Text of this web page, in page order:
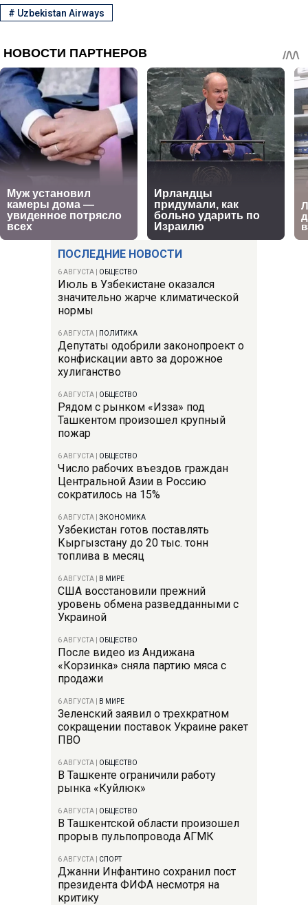
ПОСЛЕДНИЕ НОВОСТИ
6 АВГУСТА ОБЩЕСТВО
Июль в Узбекистане оказался
значительно жарче климатической
нормы
6 АВГУСТА ПОЛИТИКА
Депутаты одобрили законопроект о
конфискации авто за дорожное
хулиганство
6 АВГУСТА ОБЩЕСТВО
Рядом с рынком «Изза» под
Ташкентом произошел крупный
пожар
6 АВГУСТА ОБЩЕСТВО
Число рабочих въездов граждан
Центральной Азии в Россию
сократилось на 15%
6 АВГУСТА ЭКОНОМИКА
Узбекистан готов поставлять
Кыргызстану до 20 тыс. тонн
топлива в месяц
6 АВГУСТА В МИРЕ
США восстановили прежний
уровень обмена разведданными с
Украиной
6 АВГУСТА ОБЩЕСТВО
После видео из Андижана
«Корзинка» сняла партию мяса с
продажи
6 АВГУСТА В МИРЕ
Зеленский заявил о трехкратном
сокращении поставок Украине ракет
ПВО
6 АВГУСТА ОБЩЕСТВО
В Ташкенте ограничили работу
рынка «Куйлюк»
6 АВГУСТА ОБЩЕСТВО
В Ташкентской области произошел
прорыв пульпопровода АГМК
6 АВГУСТА СПОРТ
Джанни Инфантино сохранил пост
президента ФИФА несмотря на
критику
# Uzbekistan Airways